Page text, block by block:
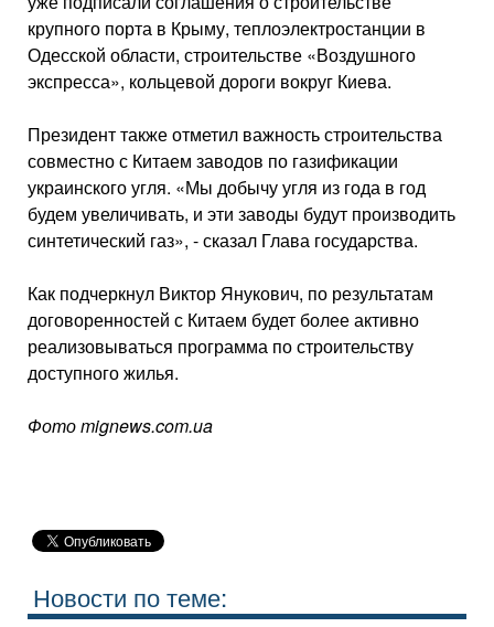
крупного порта в Крыму, теплоэлектростанции в
Одесской области, строительстве «Воздушного
экспресса», кольцевой дороги вокруг Киева.
Президент также отметил важность строительства
совместно с Китаем заводов по газификации
украинского угля. «Мы добычу угля из года в год
будем увеличивать, и эти заводы будут производить
синтетический газ», - сказал Глава государства.
Как подчеркнул Виктор Янукович, по результатам
договоренностей с Китаем будет более активно
реализовываться программа по строительству
доступного жилья.
Фото mignews.com.ua
Новости по теме: